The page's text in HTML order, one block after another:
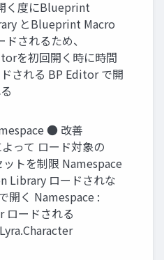
く度にBlueprint
とBlueprint Macro
されるため、
を初回開く時に時間
される BP Editor で開
● 改善
って ロード対象の
トを制限 Namespace
Library ロードされな
開く Namespace :
ロードされる